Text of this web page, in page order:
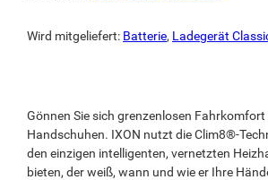
Wird mitgeliefert: Batterie, Ladegerät
Gönnen Sie sich grenzenlosen Fahrkomfort
Handschuhen. IXON nutzt die Clim8®-
den einzigen intelligenten, vernetzten
bieten, der weiß, wann und wie er Ihre